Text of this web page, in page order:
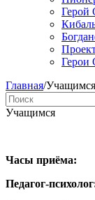
Герой
Главная/Учащимся
Учащимся
Часы приёма:
Педагог-